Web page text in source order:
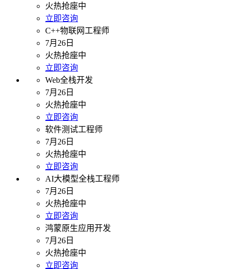
火热抢座中
立即咨询
C++物联网工程师
7月26日
火热抢座中
立即咨询
Web全栈开发
7月26日
火热抢座中
立即咨询
软件测试工程师
7月26日
火热抢座中
立即咨询
AI大模型全栈工程师
7月26日
火热抢座中
立即咨询
鸿蒙原生应用开发
7月26日
火热抢座中
立即咨询